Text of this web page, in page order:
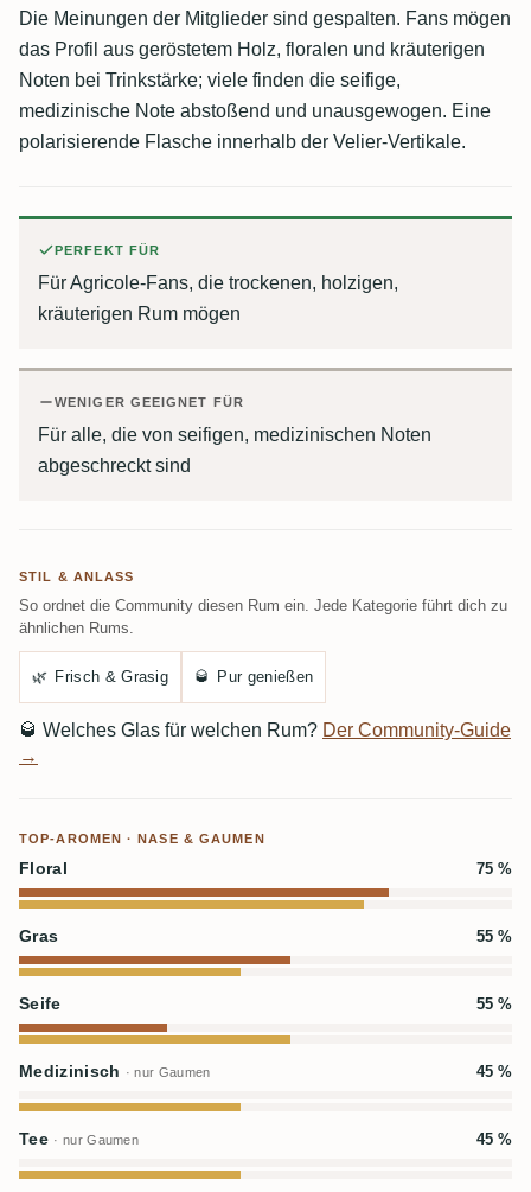
Die Meinungen der Mitglieder sind gespalten. Fans mögen
das Profil aus geröstetem Holz, floralen und kräuterigen
Noten bei Trinkstärke; viele finden die seifige,
medizinische Note abstoßend und unausgewogen. Eine
polarisierende Flasche innerhalb der Velier-Vertikale.
PERFEKT FÜR
Für Agricole-Fans, die trockenen, holzigen,
kräuterigen Rum mögen
WENIGER GEEIGNET FÜR
Für alle, die von seifigen, medizinischen Noten
abgeschreckt sind
STIL & ANLASS
So ordnet die Community diesen Rum ein. Jede Kategorie führt dich zu
ähnlichen Rums.
🌿 Frisch & Grasig 🥃 Pur genießen
🥃 Welches Glas für welchen Rum? Der Community-Guide
→
TOP-AROMEN · NASE & GAUMEN
Floral 75 %
Gras 55 %
Seife 55 %
Medizinisch · nur Gaumen 45 %
Tee · nur Gaumen 45 %